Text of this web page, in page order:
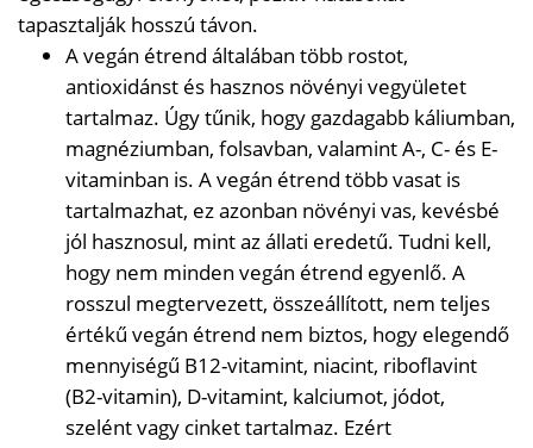
tapasztalják hosszú távon.
A vegán étrend általában több rostot,
antioxidánst és hasznos növényi vegyületet
tartalmaz. Úgy tűnik, hogy gazdagabb káliumban,
magnéziumban, folsavban, valamint A-, C- és E-
vitaminban is. A vegán étrend több vasat is
tartalmazhat, ez azonban növényi vas, kevésbé
jól hasznosul, mint az állati eredetű. Tudni kell,
hogy nem minden vegán étrend egyenlő. A
rosszul megtervezett, összeállított, nem teljes
értékű vegán étrend nem biztos, hogy elegendő
mennyiségű B12-vitamint, niacint, riboflavint
(B2-vitamin), D-vitamint, kalciumot, jódot,
szelént vagy cinket tartalmaz. Ezért